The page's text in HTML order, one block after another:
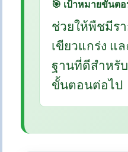
🎯 เป้าหมายขั้นต
ช่วยให้พืชมีร
เขียวแกร่ง แล
ฐานที่ดีสำหรั
ขั้นตอนต่อไป